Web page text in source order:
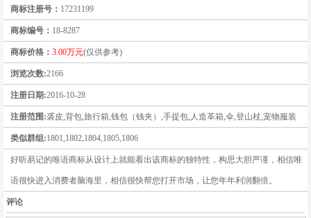
商标注册号： 17231199
商标编号： 18-8287
商标价格： 3.00万元(仅供参考)
浏览次数:2166
注册日期:2016-10-28
注册范围:裘皮,背包,旅行箱,钱包（钱夹）,手提包,人造革箱,伞,登山杖,宠物服装
类似群组:1801,1802,1804,1805,1806
好听易记的唯语商标从设计上就能看出该商标的独特性，构思大胆严谨，相信唯
语很快进入消费者脑海里，相信很快帮您打开市场，让您年年利润翻倍。
评论